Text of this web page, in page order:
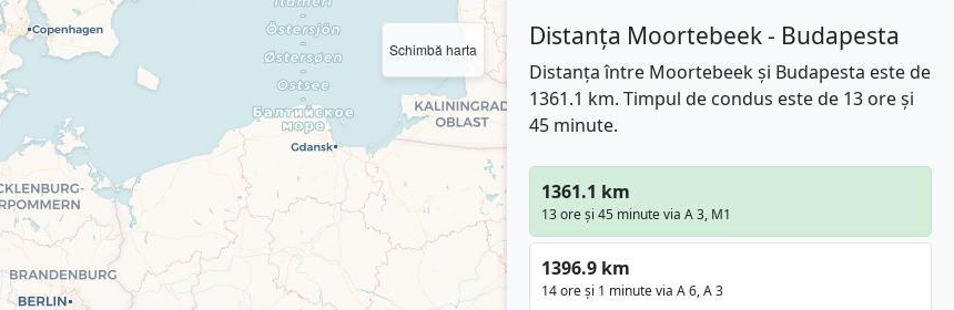
Schimbă harta Distanța Moortebeek - Budapesta
Distanța între Moortebeek și Budapesta este de
1361.1 km. Timpul de condus este de 13 ore și
45 minute.
1361.1 km
13 ore și 45 minute via A 3, M1
1396.9 km
14 ore și 1 minute via A 6, A 3